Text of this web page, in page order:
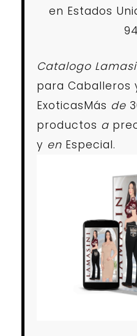
en Estados
Catalogo
para Caballeros
ExoticasMás de
productos a
y en Especial.